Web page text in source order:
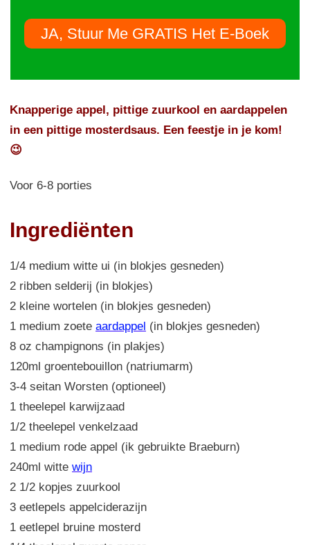
JA, Stuur Me GRATIS Het E-Boek
Knapperige appel, pittige zuurkool en aardappelen
in een pittige mosterdsaus. Een feestje in je kom!
😉
Voor 6-8 porties
Ingrediënten
1/4 medium witte ui (in blokjes gesneden)
2 ribben selderij (in blokjes)
2 kleine wortelen (in blokjes gesneden)
1 medium zoete aardappel (in blokjes gesneden)
8 oz champignons (in plakjes)
120ml groentebouillon (natriumarm)
3-4 seitan Worsten (optioneel)
1 theelepel karwijzaad
1/2 theelepel venkelzaad
1 medium rode appel (ik gebruikte Braeburn)
240ml witte wijn
2 1/2 kopjes zuurkool
3 eetlepels appelciderazijn
1 eetlepel bruine mosterd